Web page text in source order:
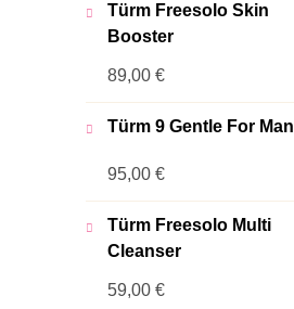
Türm Freesolo Skin
Booster
89,00 €
Türm 9 Gentle For Man
95,00 €
Türm Freesolo Multi
Cleanser
59,00 €